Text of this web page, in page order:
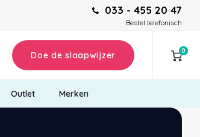
033 - 455 20 47
Bestel telefonisch
Doe de slaapwijzer 0
Outlet Merken